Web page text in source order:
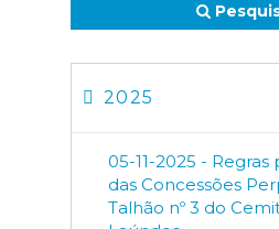
2025
05-11-2025 -
das Concessões
Talhão nº 3 do